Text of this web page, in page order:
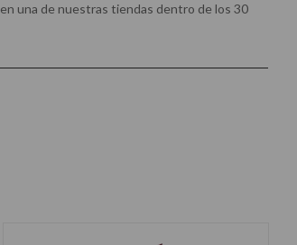
en una de nuestras tiendas dentro de los 30